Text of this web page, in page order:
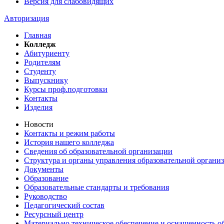
Авторизация
Главная
Колледж
Абитуриенту
Родителям
Студенту
Выпускнику
Курсы проф.подготовки
Контакты
Изделия
Новости
Контакты и режим работы
История нашего колледжа
Сведения об образовательной организации
Структура и органы управления образовательной
Документы
Образование
Образовательные стандарты и требования
Руководство
Педагогический состав
Ресурсный центр